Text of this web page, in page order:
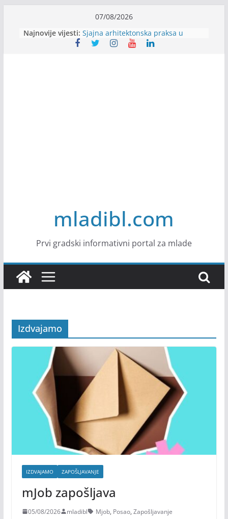
content
07/08/2026
Najnovije vijesti: Alter Ego zapošljava
Sjajna arhitektonska praksa u
Švajcarskoj
mladibl.com
Prvi gradski informativni portal za mlade
Izdvajamo
IZDVAJAMO ZAPOŠLJAVANJE
mJob zapošljava
05/08/2026 mladibl Mjob, Posao, Zapošljavanje